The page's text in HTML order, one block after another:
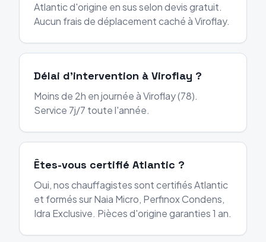
Atlantic d'origine en sus selon devis gratuit.
Aucun frais de déplacement caché à Viroflay.
Délai d'intervention à Viroflay ?
Moins de 2h en journée à Viroflay (78).
Service 7j/7 toute l'année.
Êtes-vous certifié Atlantic ?
Oui, nos chauffagistes sont certifiés Atlantic
et formés sur Naia Micro, Perfinox Condens,
Idra Exclusive. Pièces d'origine garanties 1 an.